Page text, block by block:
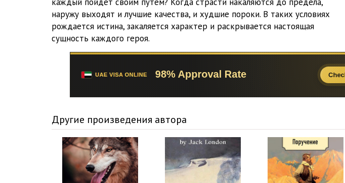
13
14
18
19
20
наружу выходят и лучшие качества, и худшие пороки. В таких условиях
рождается истина, закаляется характер и раскрывается настоящая
сущность каждого героя.
Другие произведения автора